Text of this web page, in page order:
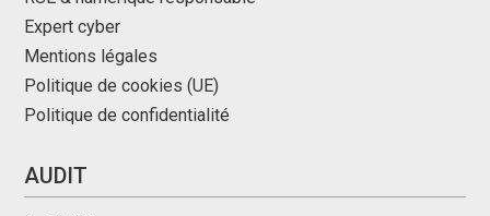
Expert cyber
Mentions légales
Politique de cookies (UE)
Politique de confidentialité
AUDIT